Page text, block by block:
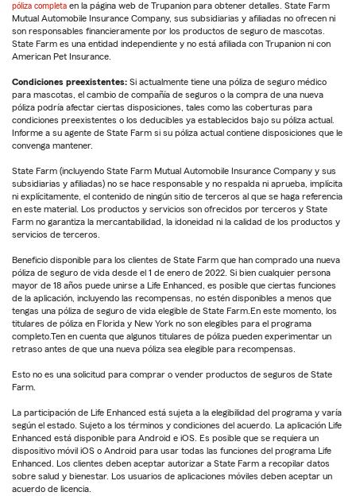
póliza completa en la página web de Trupanion para obtener detalles. State Farm
Mutual Automobile Insurance Company, sus subsidiarias y afiliadas no ofrecen ni
son responsables financieramente por los productos de seguro de mascotas.
State Farm es una entidad independiente y no está afiliada con Trupanion ni con
American Pet Insurance.
Condiciones preexistentes: Si actualmente tiene una póliza de seguro médico
para mascotas, el cambio de compañía de seguros o la compra de una nueva
póliza podría afectar ciertas disposiciones, tales como las coberturas para
condiciones preexistentes o los deducibles ya establecidos bajo su póliza actual.
Informe a su agente de State Farm si su póliza actual contiene disposiciones que le
convenga mantener.
State Farm (incluyendo State Farm Mutual Automobile Insurance Company y sus
subsidiarias y afiliadas) no se hace responsable y no respalda ni aprueba, implícita
ni explícitamente, el contenido de ningún sitio de terceros al que se haga referencia
en este material. Los productos y servicios son ofrecidos por terceros y State
Farm no garantiza la mercantabilidad, la idoneidad ni la calidad de los productos y
servicios de terceros.
Beneficio disponible para los clientes de State Farm que han comprado una nueva
póliza de seguro de vida desde el 1 de enero de 2022. Si bien cualquier persona
mayor de 18 años puede unirse a Life Enhanced, es posible que ciertas funciones
de la aplicación, incluyendo las recompensas, no estén disponibles a menos que
tengas una póliza de seguro de vida elegible de State Farm.En este momento, los
titulares de póliza en Florida y New York no son elegibles para el programa
completo.Ten en cuenta que algunos titulares de póliza pueden experimentar un
retraso antes de que una nueva póliza sea elegible para recompensas.
Esto no es una solicitud para comprar o vender productos de seguros de State
Farm.
La participación de Life Enhanced está sujeta a la elegibilidad del programa y varía
según el estado. Sujeto a los términos y condiciones del acuerdo. La aplicación Life
Enhanced está disponible para Android e iOS. Es posible que se requiera un
dispositivo móvil iOS o Android para usar todas las funciones del programa Life
Enhanced. Los clientes deben aceptar autorizar a State Farm a recopilar datos
sobre salud y bienestar. Los usuarios de aplicaciones móviles deben aceptar un
acuerdo de licencia.